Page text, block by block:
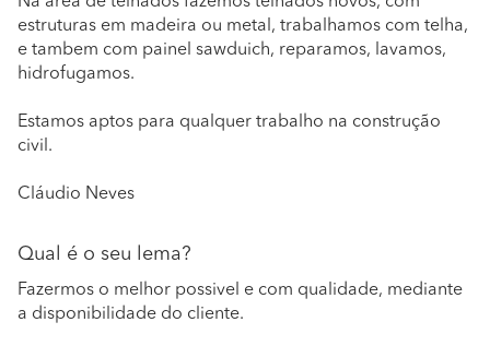
estruturas em madeira ou metal, trabalhamos com telha,
e tambem com painel sawduich, reparamos, lavamos,
hidrofugamos.
Estamos aptos para qualquer trabalho na construção
civil.
Cláudio Neves
Qual é o seu lema?
Fazermos o melhor possivel e com qualidade, mediante
a disponibilidade do cliente.